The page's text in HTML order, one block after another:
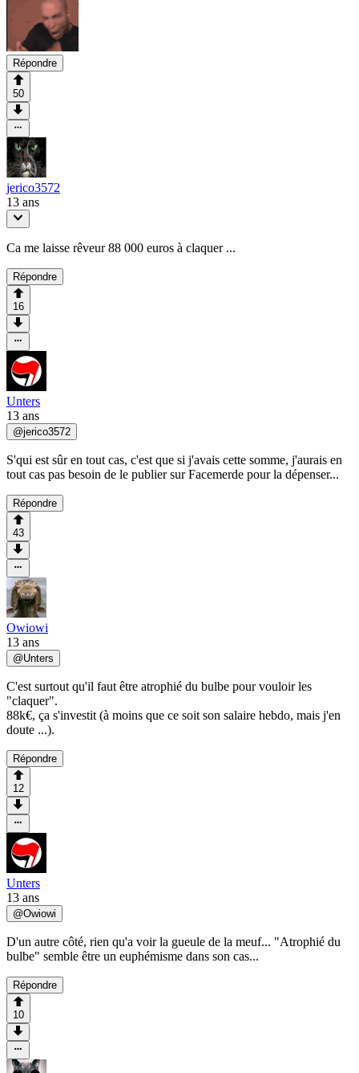
Répondre
50
jerico3572
13 ans
Ca me laisse rêveur 88 000 euros à claquer ...
Répondre
16
Unters
13 ans
@jerico3572
S'qui est sûr en tout cas, c'est que si j'avais cette somme, j'aurais en
tout cas pas besoin de le publier sur Facemerde pour la dépenser...
Répondre
43
Owiowi
13 ans
@Unters
C'est surtout qu'il faut être atrophié du bulbe pour vouloir les
"claquer".
88k€, ça s'investit (à moins que ce soit son salaire hebdo, mais j'en
doute ...).
Répondre
12
Unters
13 ans
@Owiowi
D'un autre côté, rien qu'a voir la gueule de la meuf... "Atrophié du
bulbe" semble être un euphémisme dans son cas...
Répondre
10